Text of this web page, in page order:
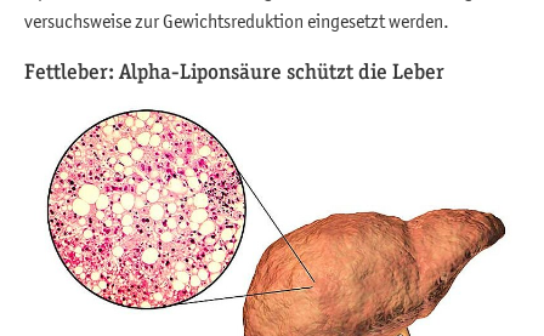
versuchsweise zur Gewichtsreduktion eingesetzt werden.
Fettleber: Alpha-Liponsäure schützt die Leber